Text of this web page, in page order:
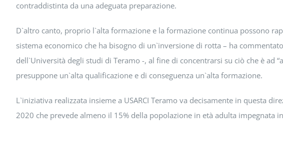
contraddistinta da una adeguata preparazione.
D`altro canto, proprio l`alta formazione e la formazione continua possono
sistema economico che ha bisogno di un`inversione di rotta – ha
dell`Università degli studi di Teramo -, al fine di concentrarsi su ciò che è ad
presuppone un`alta qualificazione e di conseguenza un`alta formazione.
L`iniziativa realizzata insieme a USARCI Teramo va decisamente in questa
2020 che prevede almeno il 15% della popolazione in età adulta impegnata